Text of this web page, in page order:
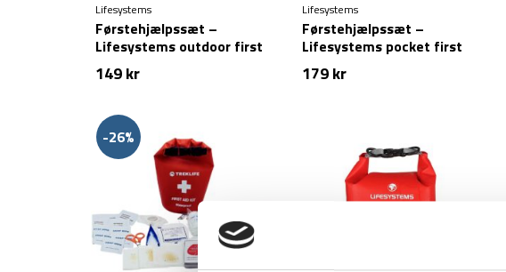
Lifesystems
Førstehjælpssæt –
Lifesystems outdoor first
aid kit
149kr
Lifesystems
Førstehjælpssæt –
Lifesystems pocket first
aid kit
179kr
-26%